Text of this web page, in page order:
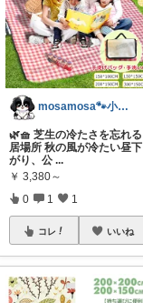
mosamosa🐾小さめバッグの日々✨
🌿🧺 芝生の冷たさを忘れる
居場所 秋の風が冷たい昼下
がり、公 ...
￥ 3,380～
0 1 1
コレ いいね